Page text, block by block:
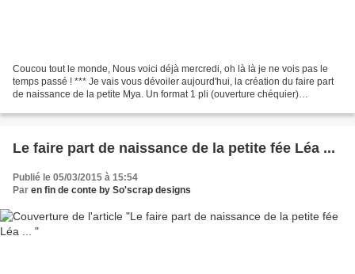
Coucou tout le monde, Nous voici déjà mercredi, oh là là je ne vois pas le
temps passé ! *** Je vais vous dévoiler aujourd'hui, la création du faire part
de naissance de la petite Mya. Un format 1 pli (ouverture chéquier)
Le faire part de naissance de la petite fée Léa ...
Publié le 05/03/2015 à 15:54
Par en fin de conte by So'scrap designs